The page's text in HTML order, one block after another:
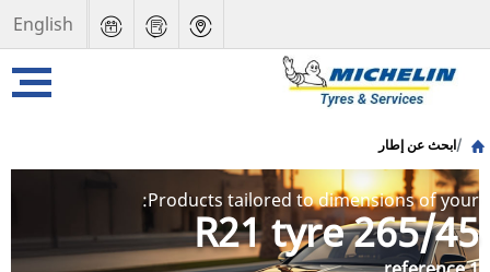
English
ابحث عن إطار
Products tailored to dimensions of your:
265/45 R21 tyre